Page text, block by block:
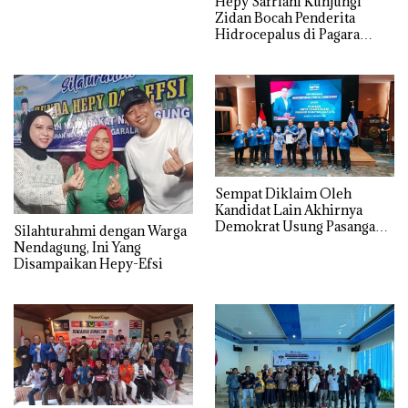
Zidan Bocah Penderita
Hidrocepalus di Pagara
Silahturahmi dengan Warga
Nendagung, Ini Yang
Disampaikan Hepy-Efsi
Sempat Diklaim Oleh
Kandidat Lain Akhirnya
Demokrat Usung Pasangan